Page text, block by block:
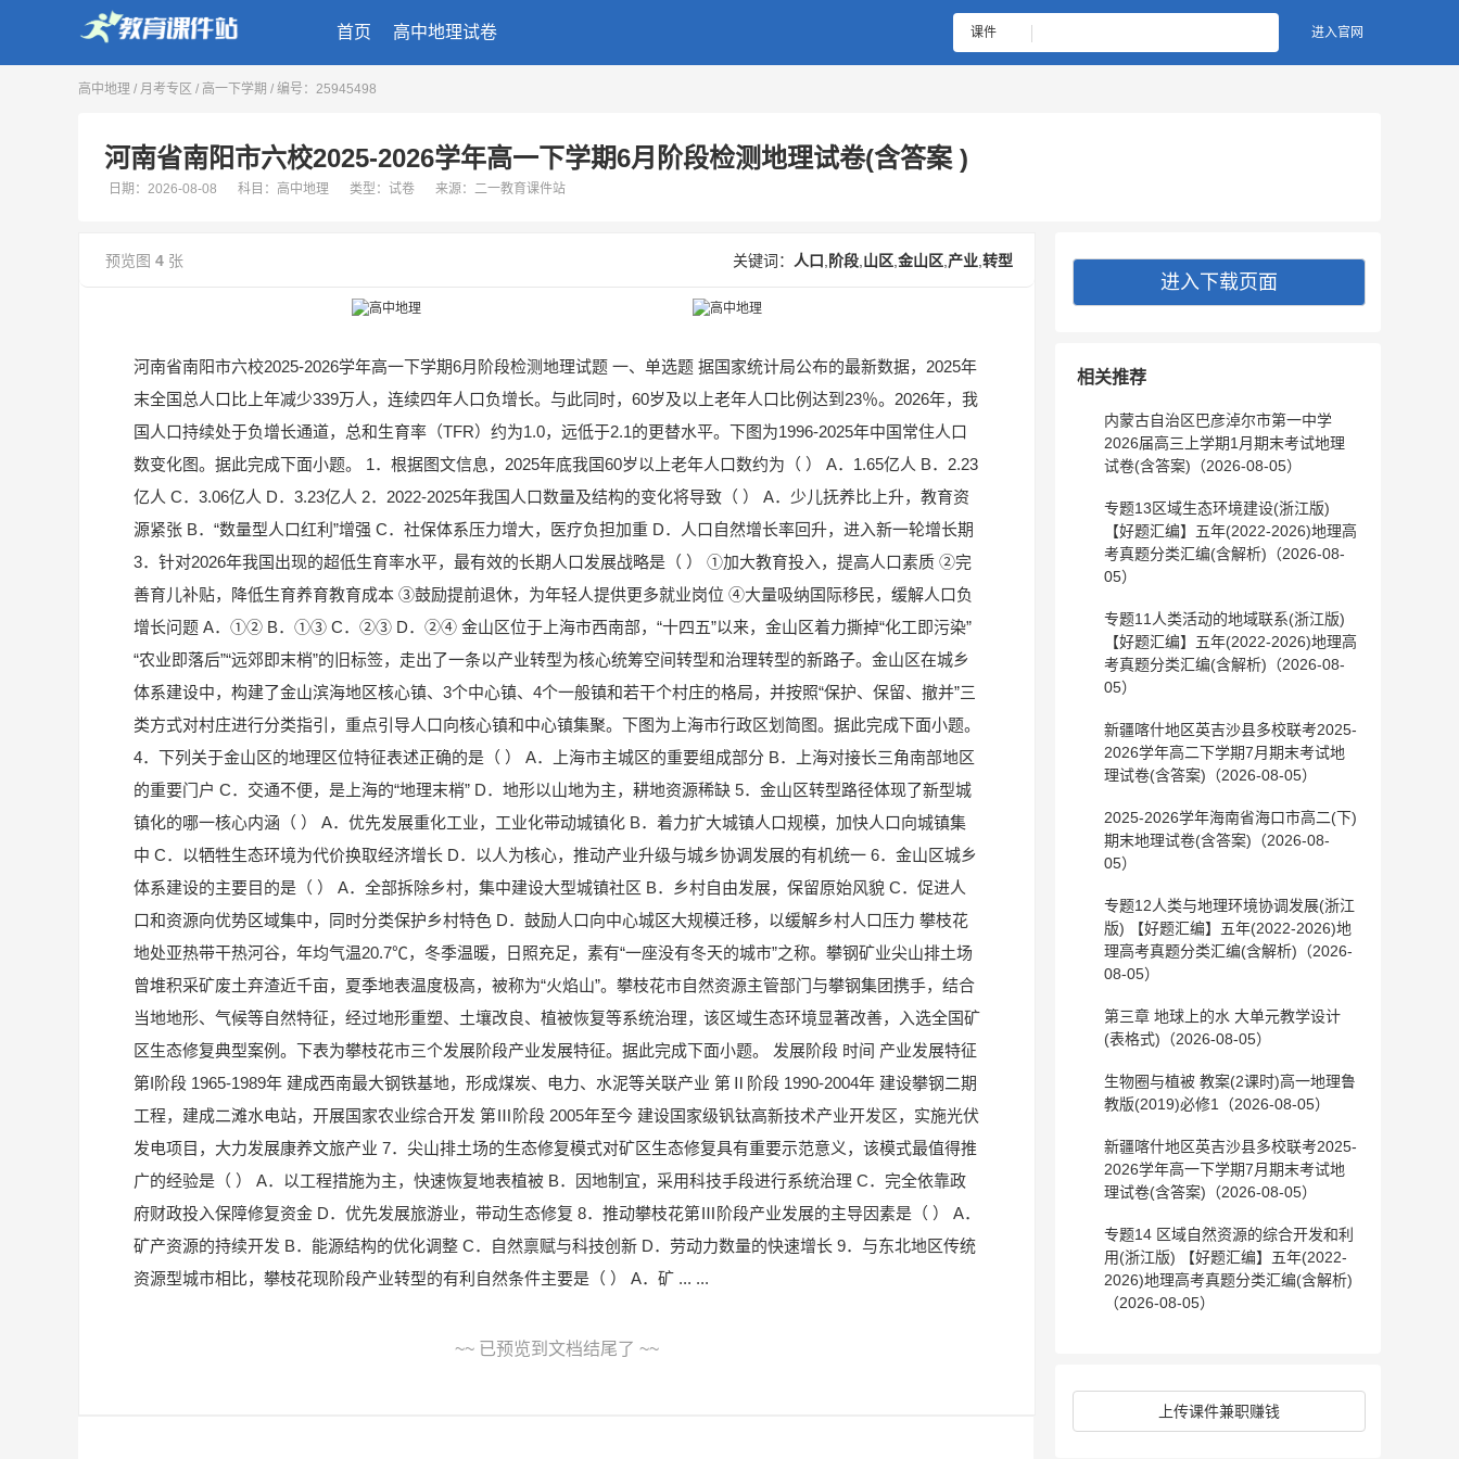
首页 高中地理试卷 进入官网
课件
高中地理 / 月考专区 / 高一下学期 / 编号：25945498
河南省南阳市六校2025-2026学年高一下学期6月阶段检测地理试卷(含答案 )
日期：2026-08-08 科目：高中地理 类型：试卷 来源：二一教育课件站
关键词： 人口 阶段 山区 金山区 产业 转型
预览图 4 张
河南省南阳市六校2025-2026学年高一下学期6月阶段检测地理试题 一、单选题 据国家统计局公布的最新数据，2025年
末全国总人口比上年减少339万人，连续四年人口负增长。与此同时，60岁及以上老年人口比例达到23％。2026年，我
国人口持续处于负增长通道，总和生育率（TFR）约为1.0，远低于2.1的更替水平。下图为1996-2025年中国常住人口
数变化图。据此完成下面小题。 1．根据图文信息，2025年底我国60岁以上老年人口数约为（ ） A．1.65亿人 B．2.23
亿人 C．3.06亿人 D．3.23亿人 2．2022-2025年我国人口数量及结构的变化将导致（ ） A．少儿抚养比上升，教育资
源紧张 B．“数量型人口红利”增强 C．社保体系压力增大，医疗负担加重 D．人口自然增长率回升，进入新一轮增长期
3．针对2026年我国出现的超低生育率水平，最有效的长期人口发展战略是（ ） ①加大教育投入，提高人口素质 ②完
善育儿补贴，降低生育养育教育成本 ③鼓励提前退休，为年轻人提供更多就业岗位 ④大量吸纳国际移民，缓解人口负
增长问题 A．①② B．①③ C．②③ D．②④ 金山区位于上海市西南部，“十四五”以来，金山区着力撕掉“化工即污染”
“农业即落后”“远郊即末梢”的旧标签，走出了一条以产业转型为核心统筹空间转型和治理转型的新路子。金山区在城乡
体系建设中，构建了金山滨海地区核心镇、3个中心镇、4个一般镇和若干个村庄的格局，并按照“保护、保留、撤并”三
类方式对村庄进行分类指引，重点引导人口向核心镇和中心镇集聚。下图为上海市行政区划简图。据此完成下面小题。
4．下列关于金山区的地理区位特征表述正确的是（ ） A．上海市主城区的重要组成部分 B．上海对接长三角南部地区
的重要门户 C．交通不便，是上海的“地理末梢” D．地形以山地为主，耕地资源稀缺 5．金山区转型路径体现了新型城
镇化的哪一核心内涵（ ） A．优先发展重化工业，工业化带动城镇化 B．着力扩大城镇人口规模，加快人口向城镇集
中 C．以牺牲生态环境为代价换取经济增长 D．以人为核心，推动产业升级与城乡协调发展的有机统一 6．金山区城乡
体系建设的主要目的是（ ） A．全部拆除乡村，集中建设大型城镇社区 B．乡村自由发展，保留原始风貌 C．促进人
口和资源向优势区域集中，同时分类保护乡村特色 D．鼓励人口向中心城区大规模迁移，以缓解乡村人口压力 攀枝花
地处亚热带干热河谷，年均气温20.7℃，冬季温暖，日照充足，素有“一座没有冬天的城市”之称。攀钢矿业尖山排土场
曾堆积采矿废土弃渣近千亩，夏季地表温度极高，被称为“火焰山”。攀枝花市自然资源主管部门与攀钢集团携手，结合
当地地形、气候等自然特征，经过地形重塑、土壤改良、植被恢复等系统治理，该区域生态环境显著改善，入选全国矿
区生态修复典型案例。下表为攀枝花市三个发展阶段产业发展特征。据此完成下面小题。 发展阶段 时间 产业发展特征
第I阶段 1965-1989年 建成西南最大钢铁基地，形成煤炭、电力、水泥等关联产业 第Ⅱ阶段 1990-2004年 建设攀钢二期
工程，建成二滩水电站，开展国家农业综合开发 第Ⅲ阶段 2005年至今 建设国家级钒钛高新技术产业开发区，实施光伏
发电项目，大力发展康养文旅产业 7．尖山排土场的生态修复模式对矿区生态修复具有重要示范意义，该模式最值得推
广的经验是（ ） A．以工程措施为主，快速恢复地表植被 B．因地制宜，采用科技手段进行系统治理 C．完全依靠政
府财政投入保障修复资金 D．优先发展旅游业，带动生态修复 8．推动攀枝花第Ⅲ阶段产业发展的主导因素是（ ） A．
矿产资源的持续开发 B．能源结构的优化调整 C．自然禀赋与科技创新 D．劳动力数量的快速增长 9．与东北地区传统
资源型城市相比，攀枝花现阶段产业转型的有利自然条件主要是（ ） A．矿 ... ...
~~ 已预览到文档结尾了 ~~
进入下载页面
相关推荐
内蒙古自治区巴彦淖尔市第一中学
2026届高三上学期1月期末考试地理
试卷(含答案)（2026-08-05）
专题13区域生态环境建设(浙江版)
【好题汇编】五年(2022-2026)地理高
考真题分类汇编(含解析)（2026-08-
05）
专题11人类活动的地域联系(浙江版)
【好题汇编】五年(2022-2026)地理高
考真题分类汇编(含解析)（2026-08-
05）
新疆喀什地区英吉沙县多校联考2025-
2026学年高二下学期7月期末考试地
理试卷(含答案)（2026-08-05）
2025-2026学年海南省海口市高二(下)
期末地理试卷(含答案)（2026-08-
05）
专题12人类与地理环境协调发展(浙江
版) 【好题汇编】五年(2022-2026)地
理高考真题分类汇编(含解析)（2026-
08-05）
第三章 地球上的水 大单元教学设计
(表格式)（2026-08-05）
生物圈与植被 教案(2课时)高一地理鲁
教版(2019)必修1（2026-08-05）
新疆喀什地区英吉沙县多校联考2025-
2026学年高一下学期7月期末考试地
理试卷(含答案)（2026-08-05）
专题14 区域自然资源的综合开发和利
用(浙江版) 【好题汇编】五年(2022-
2026)地理高考真题分类汇编(含解析)
（2026-08-05）
上传课件兼职赚钱